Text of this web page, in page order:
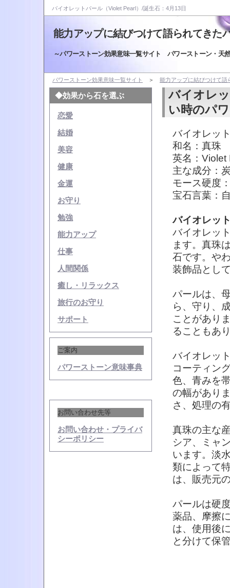
バイオレットパール（Violet Pearl）/誕生石：4月13日
能力アップに結びつけて語られてきた
～パワーストーン効果意味一覧サイト パワーストーン・天
パワーストーン効果意味一覧サイト ＞ 能力アップに結びつけて語
◆効果から石を選ぶ
恋愛
結婚
美容
健康
金運
お守り
勉強
能力アップ
仕事
人間関係
癒し・リラックス
旅行のお守り
サポート
ご案内
パワーストーン意味事典
お問い合わせ先等
お問い合わせ・プライバ
シーポリシー
バイオレ
い時のパ
バイオレッ
和名：真珠
英名：Violet
主な成分：
モース硬度
宝石言葉：
バイオレッ
バイオレッ
ます。真珠
石です。や
装飾品とし
パールは、
ら、守り、
ことがあり
ることもあ
バイオレッ
コーティン
色、青みを
の幅があり
さ、処理の
真珠の主な
シア、ミャ
います。淡
類によって
は、販売元
パールは硬
薬品、摩擦
は、使用後
と分けて保